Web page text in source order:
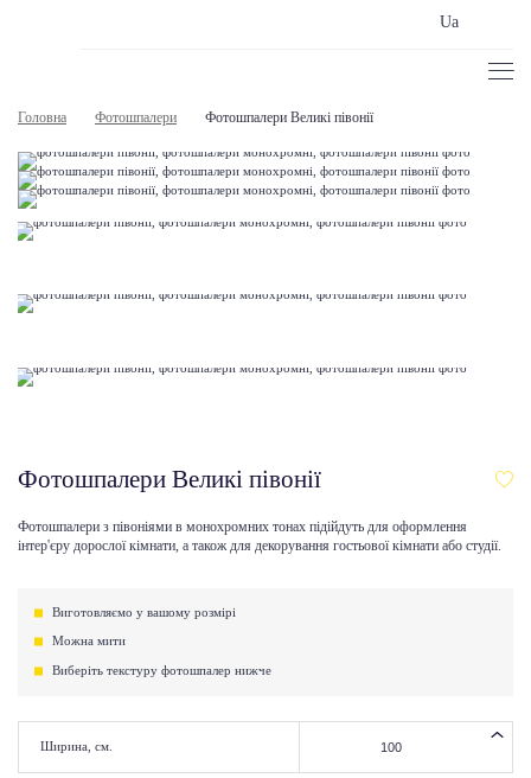
Ua
Головна Фотошпалери Фотошпалери Великі півонії
Фотошпалери Великі півонії
Фотошпалери з півоніями в монохромних тонах підійдуть для оформлення
інтер'єру дорослої кімнати, а також для декорування гостьової кімнати або студії.
Виготовляємо у вашому розмірі
Можна мити
Виберіть текстуру фотошпалер нижче
Ширина, см.